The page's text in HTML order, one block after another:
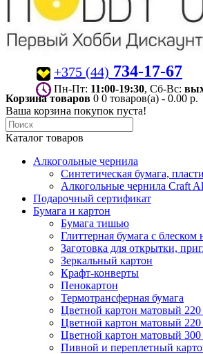
+375 (44) 734-17-67
Пн-Пт: 11:00-19:30 , Сб-Вс:
Корзина товаров 0 0 товаров(а) - 0.00 р.
Ваша корзина покупок пуста!
Каталог товаров
Алкогольные чернила
Синтетическая бумага,
Алкогольные чернила Craft
Подарочный сертификат
Бумага и картон
Бумага тишью
Глиттерная бумага с блеском
Заготовка для открытки,
Зеркальный картон
Крафт-конверты
Пенокартон
Термотрансферная бумага
Цветной картон матовый
Цветной картон матовый
Цветной картон матовый
Пивной и переплетный